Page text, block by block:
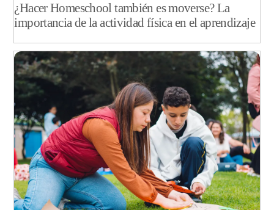
¿Hacer Homeschool también es moverse? La
importancia de la actividad física en el aprendizaje